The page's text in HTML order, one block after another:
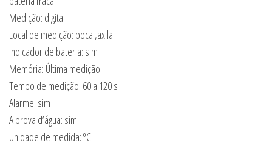
Medição: digital
Local de medição: boca ,axila
Indicador de bateria: sim
Memória: Última medição
Tempo de medição: 60 a 120 s
Alarme: sim
A prova d’água: sim
Unidade de medida: ºC